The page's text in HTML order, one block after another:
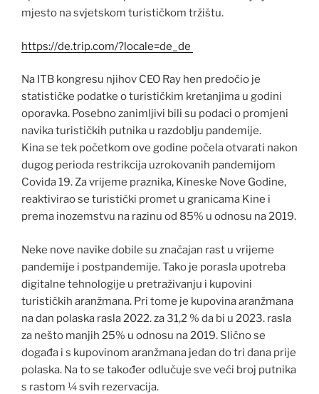
mjesto na svjetskom turističkom tržištu.
https://de.trip.com/?locale=de_de
Na ITB kongresu njihov CEO Ray hen predočio je
statističke podatke o turističkim kretanjima u godini
oporavka. Posebno zanimljivi bili su podaci o promjeni
navika turističkih putnika u razdoblju pandemije.
Kina se tek početkom ove godine počela otvarati nakon
dugog perioda restrikcija uzrokovanih pandemijom
Covida 19. Za vrijeme praznika, Kineske Nove Godine,
reaktivirao se turistički promet u granicama Kine i
prema inozemstvu na razinu od 85% u odnosu na 2019.
Neke nove navike dobile su značajan rast u vrijeme
pandemije i postpandemije. Tako je porasla upotreba
digitalne tehnologije u pretraživanju i kupovini
turističkih aranžmana. Pri tome je kupovina aranžmana
na dan polaska rasla 2022. za 31,2 % da bi u 2023. rasla
za nešto manjih 25% u odnosu na 2019. Slično se
događa i s kupovinom aranžmana jedan do tri dana prije
polaska. Na to se također odlučuje sve veći broj putnika
s rastom ¼ svih rezervacija.